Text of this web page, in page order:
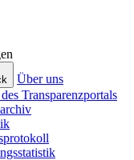
Über uns
Transparenzportals